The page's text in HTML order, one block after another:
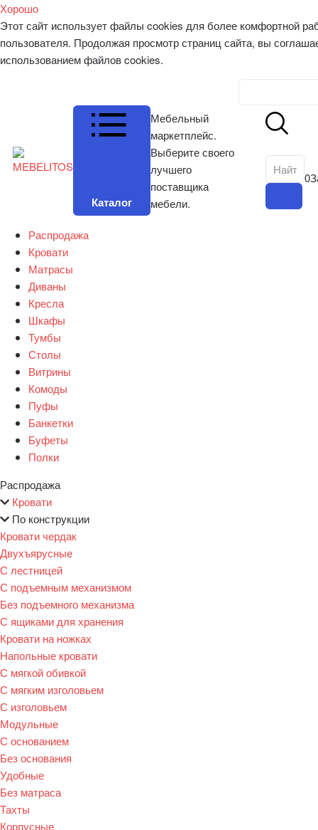
Хорошо
Этот сайт использует файлы cookies для более комфортной
пользователя. Продолжая просмотр страниц сайта, вы
использованием файлов cookies.
Каталог
Мебельный
маркетплейс.
Выберите своего
лучшего
поставщика
мебели.
0
Распродажа
Кровати
Матрасы
Диваны
Кресла
Шкафы
Тумбы
Столы
Витрины
Комоды
Пуфы
Банкетки
Буфеты
Полки
Распродажа
Кровати
По конструкции
Кровати чердак
Двухъярусные
С лестницей
С подъемным механизмом
Без подъемного механизма
С ящиками для хранения
Кровати на ножках
Напольные кровати
С мягкой обивкой
С мягким изголовьем
С изголовьем
Модульные
С основанием
Без основания
Удобные
Без матраса
Тахты
Корпусные